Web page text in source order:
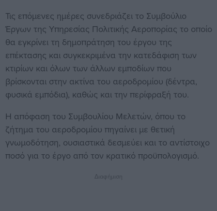
Τις επόμενες ημέρες συνεδριάζει το Συμβούλιο
Έργων της Υπηρεσίας Πολιτικής Αεροπορίας το οποίο
θα εγκρίνει τη δημοπράτηση του έργου της
επέκτασης και συγκεκριμένα την κατεδάφιση των
κτιρίων και όλων των άλλων εμποδίων που
βρίσκονται στην ακτίνα του αεροδρομίου (δέντρα,
φυσικά εμπόδια), καθώς και την περίφραξή του.
Η απόφαση του Συμβουλίου Μελετών, όπου το
ζήτημα του αεροδρομίου πηγαίνει με θετική
γνωμοδότηση, ουσιαστικά δεσμεύει και το αντίστοιχο
ποσό για το έργο από τον κρατικό προϋπολογισμό.
Διαφήμιση